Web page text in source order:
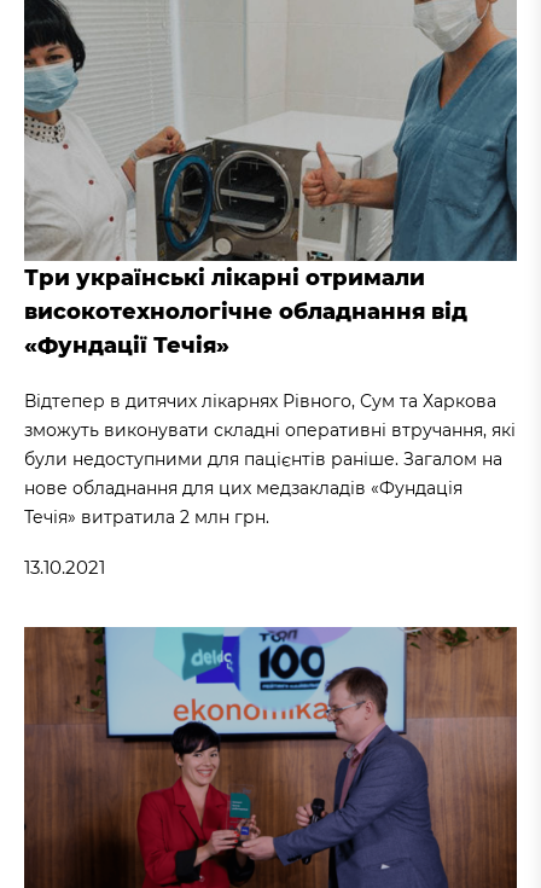
Три українські лікарні отримали
високотехнологічне обладнання від
«Фундації Течія»
Відтепер в дитячих лікарнях Рівного, Сум та Харкова
зможуть виконувати складні оперативні втручання, які
були недоступними для пацієнтів раніше. Загалом на
нове обладнання для цих медзакладів «Фундація
Течія» витратила 2 млн грн.
13.10.2021